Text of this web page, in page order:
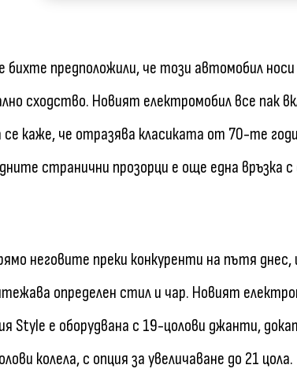
бихте предположили, че този автомобил
сходство. Новият електромобил все пак
каже, че отразява класиката от 70-те
странични прозорци е още една връзка с
неговите преки конкуренти на пътя днес,
определен стил и чар. Новият
Style е оборудвана с 19-цолови джанти,
колела, с опция за увеличаване до 21 цола.